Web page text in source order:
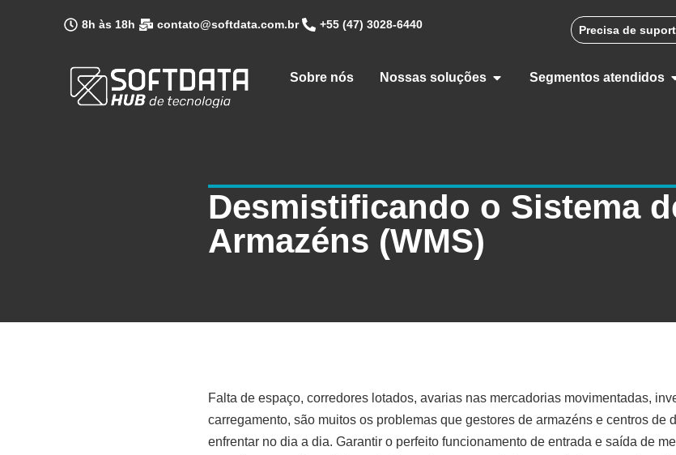
8h às 18h contato@softdata.com.br +55 (47) 3028-6440 Precisa de
Sobre nós Nossas soluções Segmentos atendidos
Desmistificando o Sistema
Armazéns (WMS)
Falta de espaço, corredores lotados, avarias nas mercadorias movimentadas,
carregamento, são muitos os problemas que gestores de armazéns e centros de
enfrentar no dia a dia. Garantir o perfeito funcionamento de entrada e saída de